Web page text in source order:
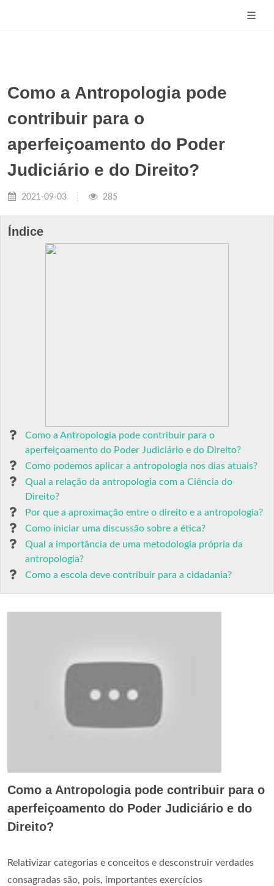
Como a Antropologia pode
contribuir para o
aperfeiçoamento do Poder
Judiciário e do Direito?
2021-09-03 285
Índice
Como a Antropologia pode contribuir para o
aperfeiçoamento do Poder Judiciário e do Direito?
Como podemos aplicar a antropologia nos dias atuais?
Qual a relação da antropologia com a Ciência do
Direito?
Por que a aproximação entre o direito e a antropologia?
Como iniciar uma discussão sobre a ética?
Qual a importância de uma metodologia própria da
antropologia?
Como a escola deve contribuir para a cidadania?
Como a Antropologia pode contribuir para o
aperfeiçoamento do Poder Judiciário e do
Direito?
Relativizar categorias e conceitos e desconstruir verdades
consagradas são, pois, importantes exercícios